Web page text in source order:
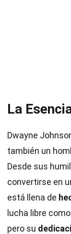
La
Dwayne
también un
Desde sus
convertirse en
está llena de
lucha libre
pero su